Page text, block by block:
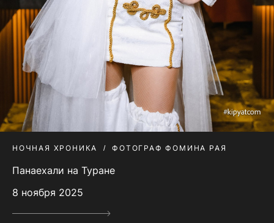
НОЧНАЯ ХРОНИКА ФОТОГРАФ ФОМИНА РАЯ
Панаехали на Туране
8 ноября 2025